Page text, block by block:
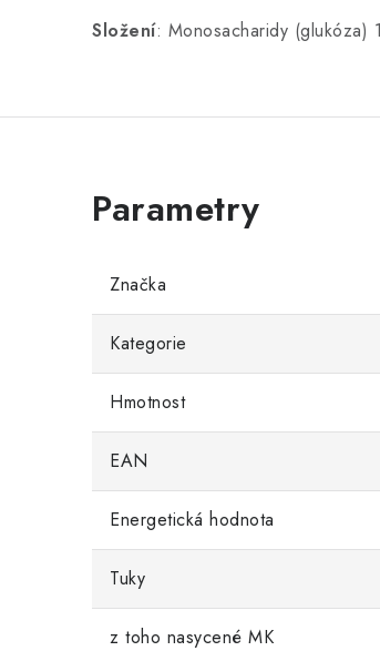
Složení: Monosacharidy (glukóza)
Značka
Kategorie
Hmotnost
EAN
Energetická hodnota
Tuky
z toho nasycené MK